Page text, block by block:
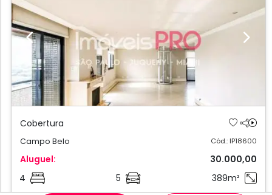
Previous Next
Cobertura
Campo Belo Cód.: IP18600
Aluguel:
30.000,00
4
5 389m²